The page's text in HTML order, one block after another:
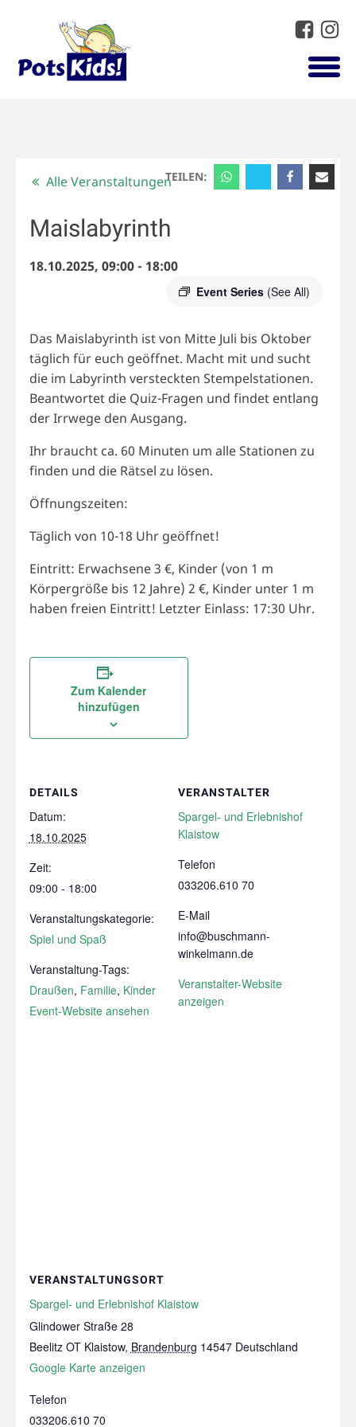
TEILEN:
Alle Veranstaltungen
Maislabyrinth
18.10.2025, 09:00- 18:00
Event Series (See All)
Das Maislabyrinth ist von Mitte Juli bis Oktober
täglich für euch geöffnet. Macht mit und sucht
die im Labyrinth versteckten Stempelstationen.
Beantwortet die Quiz-Fragen und findet entlang
der Irrwege den Ausgang.
Ihr braucht ca. 60 Minuten um alle Stationen zu
finden und die Rätsel zu lösen.
Öffnungszeiten:
Täglich von 10-18 Uhr geöffnet!
Eintritt: Erwachsene 3 €, Kinder (von 1 m
Körpergröße bis 12 Jahre) 2 €, Kinder unter 1 m
haben freien Eintritt! Letzter Einlass: 17:30 Uhr.
Zum Kalender
hinzufügen
DETAILS
Datum:
18.10.2025
Zeit:
09:00 - 18:00
Veranstaltungskategorie:
Spiel und Spaß
Veranstaltung-Tags:
Draußen, Familie, Kinder
Event-Website ansehen
VERANSTALTER
Spargel- und Erlebnishof
Klaistow
Telefon
033206.610 70
E-Mail
info@buschmann-
winkelmann.de
Veranstalter-Website
anzeigen
VERANSTALTUNGSORT
Spargel- und Erlebnishof Klaistow
Glindower Straße 28
Beelitz OT Klaistow, Brandenburg 14547 Deutschland
Google Karte anzeigen
Telefon
033206.610 70